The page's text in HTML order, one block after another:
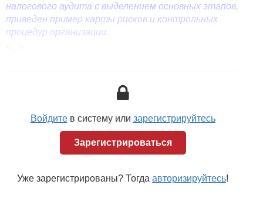
налогового аудита с выделением основных этапов,
приведен пример карты рисков и контрольных
процедур организации.
на детальную проверку правильности исчисления
и уплаты налогоплательщиком налогов и сборов.
При этом именно налоговый аудит является одной
налогоплательщики хотят обезопасить себя от
претензий со стороны налоговых органов. Это
и налоговые штрафы и пени, и включение
в отношении которых высоковероятны процедуры
Войдитев систему или зарегистрируйтесь
Зарегистрироваться
Уже зарегистрированы? Тогда авторизируйтесь!